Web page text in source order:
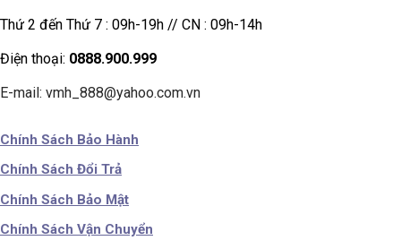
Thứ 2 đến Thứ 7 : 09h-19h // CN : 09h-14h
Điện thoại: 0888.900.999
E-mail: vmh_888@yahoo.com.vn
Chính Sách Bảo Hành
Chính Sách Đổi Trả
Chính Sách Bảo Mật
Chính Sách Vận Chuyển